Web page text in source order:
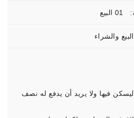
01 البيع
البيع والشراء
فيها ولا يريد أن يدفع له نصف